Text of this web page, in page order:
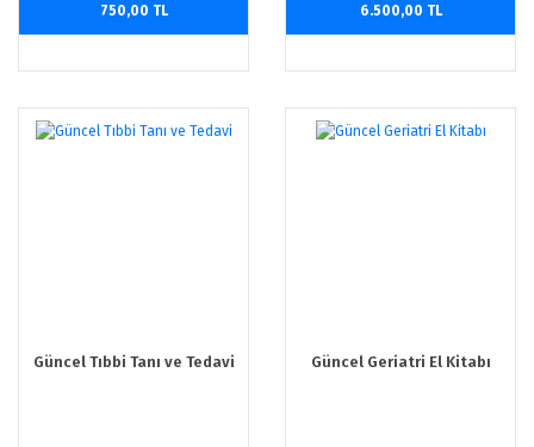
750,00 TL 6.500,00 TL
Güncel Tıbbi Tanı ve Tedavi Güncel Geriatri El Kitabı